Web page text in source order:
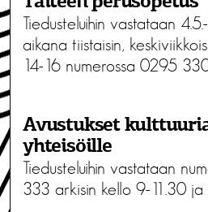
Tiedusteluihin vastataan
aikana tiistaisin,
14-16 numerossa 0295
Avustukset
yhteisöille
Tiedusteluihin vastataan
333 arkisin kello 9-11.30 ja